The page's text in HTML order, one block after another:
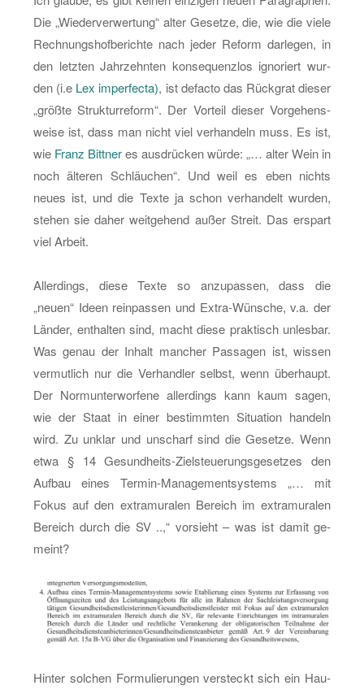
heits­
re­
form
ohne
Re­
form
Die „Wie­der­ver­wer­tung“ alter Ge­set­ze, die, wie die viele
Rech­nungs­hof­be­rich­te nach jeder Re­form dar­le­gen, in
den letz­ten Jahr­zehn­ten kon­se­quenz­los igno­riert wur­
den (i.e Lex im­per­fec­ta), ist de­fac­to das Rück­grat die­ser
„größ­te Struk­tur­re­form“. Der Vor­teil die­ser Vor­ge­hens­
wei­se ist, dass man nicht viel ver­han­deln muss. Es ist,
wie Franz Bitt­neres aus­drü­cken würde: „… alter Wein in
noch äl­te­ren Schläu­chen“. Und weil es eben nichts
neues ist, und die Texte ja schon ver­han­delt wur­den,
ste­hen sie daher weit­ge­hend außer Streit. Das er­spart
viel Ar­beit.
Al­ler­dings, diese Texte so an­zu­pas­sen, dass die
„neuen“ Ideen rein­pas­sen und Ex­tra-Wün­sche, v.a. der
Län­der, ent­hal­ten sind, macht diese prak­tisch un­les­bar.
Was genau der In­halt man­cher Pas­sa­gen ist, wis­sen
ver­mut­lich nur die Ver­hand­ler selbst, wenn über­haupt.
Der Nor­mun­ter­wor­fe­ne al­ler­dings kann kaum sagen,
wie der Staat in einer be­stimm­ten Si­tua­ti­on han­deln
wird. Zu un­klar und un­scharf sind die Ge­set­ze. Wenn
etwa § 14 Ge­sund­heits-Ziel­steue­rungs­ge­set­zes den
Auf­bau eines Ter­min-Ma­nage­ment­sys­tems „… mit
Fokus auf den ex­tra­mu­ra­len Be­reich im ex­tra­mu­ra­len
Be­reich durch die SV ..,“ vor­sieht – was ist damit ge­
meint?
Hin­ter sol­chen For­mu­lie­run­gen ver­steckt sich ein Hau­